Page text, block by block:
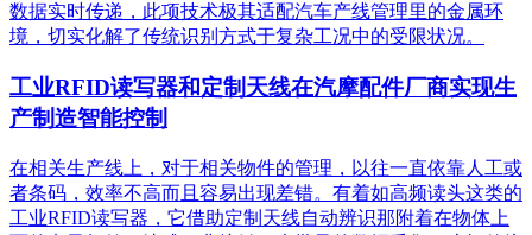
数据实时传递，此项技术极其适配汽车产线管理里的金属环
境，切实化解了传统识别方式于复杂工况中的受限状况。
工业RFID读写器和定制天线在汽摩配件厂商实现生
产制造智能控制
在相关生产线上，对于相关物件的管理，以往一直依靠人工或
者条码，效率不高而且容易出现差错。有着如高频读头这类的
工业RFID读写器，它借助定制天线自动辨识那附着在物体上